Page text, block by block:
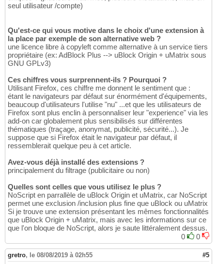
seul utilisateur /compte)
Qu'est-ce qui vous motive dans le choix d'une extension à
la place par exemple de son alternative web ?
une licence libre à copyleft comme alternative à un service tiers
propriétaire (ex: AdBlock Plus --> uBlock Origin + uMatrix sous
GNU GPLv3)
Ces chiffres vous surprennent-ils ? Pourquoi ?
Utilisant Firefox, ces chiffre me donnent le sentiment que :
étant le navigateurs par défaut sur énormément d'équipements,
beaucoup d'utilisateurs l'utilise "nu" ...et que les utilisateurs de
Firefox sont plus enclin à personnaliser leur "experience" via les
add-on car globalement plus sensibilisés sur différentes
thématiques (traçage, anonymat, publicité, sécurité...). Je
suppose que si Firefox était le navigateur par défaut, il
ressemblerait quelque peu à cet article.
Avez-vous déjà installé des extensions ?
principalement du filtrage (publicitaire ou non)
Quelles sont celles que vous utilisez le plus ?
NoScript en parrallèle de uBlock Origin et uMatrix, car NoScript
permet une exclusion /inclusion plus fine que uBlock ou uMatrix
Si je trouve une extension présentant les mêmes fonctionnalités
que uBlock Origin + uMatrix, mais avec les informations sur ce
que l'on bloque de NoScript, alors je saute littéralement dessus.
0
0
gretro, le 08/08/2019 à 02h55 #5